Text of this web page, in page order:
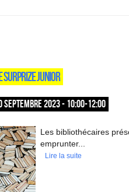
SURPRIZE JUNIOR
SEPTEMBRE 2023 - 10:00-12:00
Les bibliothécaires
emprunter...
Lire la suite